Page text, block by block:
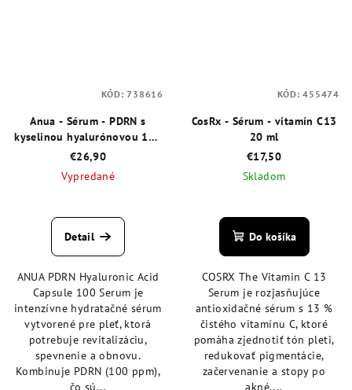
Anua - Sérum - PDRN s
kyselinou hyalurónovou 100
30 ml
€26,90
Vypredané
hodnotenie
produktu
z
5
hviezdičiek.
Detail
ANUA PDRN Hyaluronic Acid
Capsule 100 Serum je
intenzívne hydratačné sérum
vytvorené pre pleť, ktorá
potrebuje revitalizáciu,
spevnenie a obnovu.
Kombinuje PDRN (100 ppm),
čo sú...
KÓD:738616
CosRx - Sérum - vitamín C13
20 ml
€17,50
Skladom
hodnotenie
produktu
z
5
hviezdičiek.
Do košíka
COSRX The Vitamin C 13
Serum je rozjasňujúce
antioxidačné sérum s 13 %
čistého vitamínu C, ktoré
pomáha zjednotiť tón pleti,
redukovať pigmentácie,
začervenanie a stopy po
akné....
KÓD:455474